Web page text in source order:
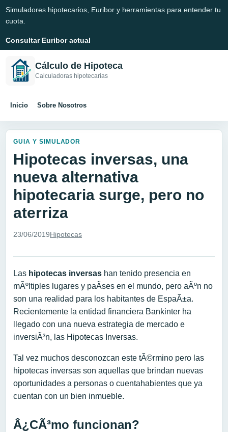
Simuladores hipotecarios, Euribor y herramientas para entender tu
cuota.
Consultar Euribor actual
Cálculo de Hipoteca
Calculadoras hipotecarias
Inicio Sobre Nosotros
GUIA Y SIMULADOR
Hipotecas inversas, una
nueva alternativa
hipotecaria surge, pero no
aterriza
23/06/2019Hipotecas
Las hipotecas inversas han tenido presencia en
mÃºltiples lugares y paÃ­ses en el mundo, pero aÃºn no
son una realidad para los habitantes de EspaÃ±a.
Recientemente la entidad financiera Bankinter ha
llegado con una nueva estrategia de mercado e
inversiÃ³n, las Hipotecas Inversas.
Tal vez muchos desconozcan este tÃ©rmino pero las
hipotecas inversas son aquellas que brindan nuevas
oportunidades a personas o cuentahabientes que ya
cuentan con un bien inmueble.
Â¿CÃ³mo funcionan?